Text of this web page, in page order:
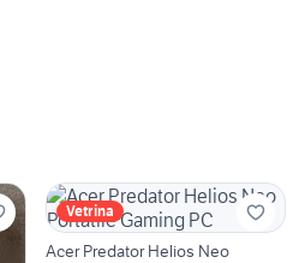
Vetrina
Acer Predator Helios Neo